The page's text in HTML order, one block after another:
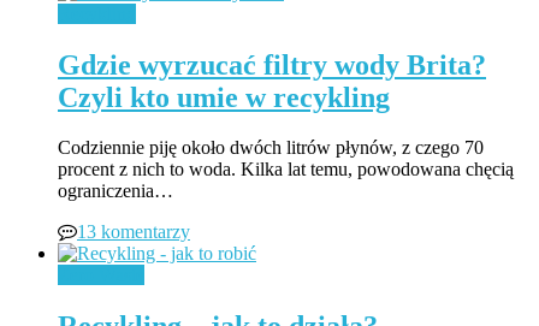
Gdzie wyrzucać filtry wody Brita?
Czyli kto umie w recykling
Codziennie piję około dwóch litrów płynów, z czego 70
procent z nich to woda. Kilka lat temu, powodowana chęcią
ograniczenia…
13 komentarzy